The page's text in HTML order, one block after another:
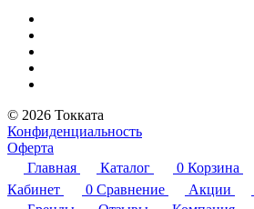
© 2026 Токката
Конфиденциальность
Оферта
Главная
Каталог 0 Корзина
Кабинет
0 Сравнение Акции